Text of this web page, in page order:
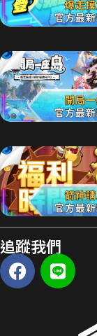
追蹤我們